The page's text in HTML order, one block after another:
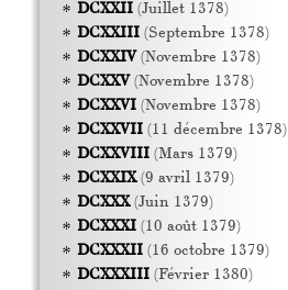
DCXXII(Juillet 1378)
DCXXIII(Septembre 1378)
DCXXIV(Novembre 1378)
DCXXV(Novembre 1378)
DCXXVI(Novembre 1378)
DCXXVII(11 décembre 1378)
DCXXVIII(Mars 1379)
DCXXIX(9 avril 1379)
DCXXX(Juin 1379)
DCXXXI(10 août 1379)
DCXXXII(16 octobre 1379)
DCXXXIII(Février 1380)